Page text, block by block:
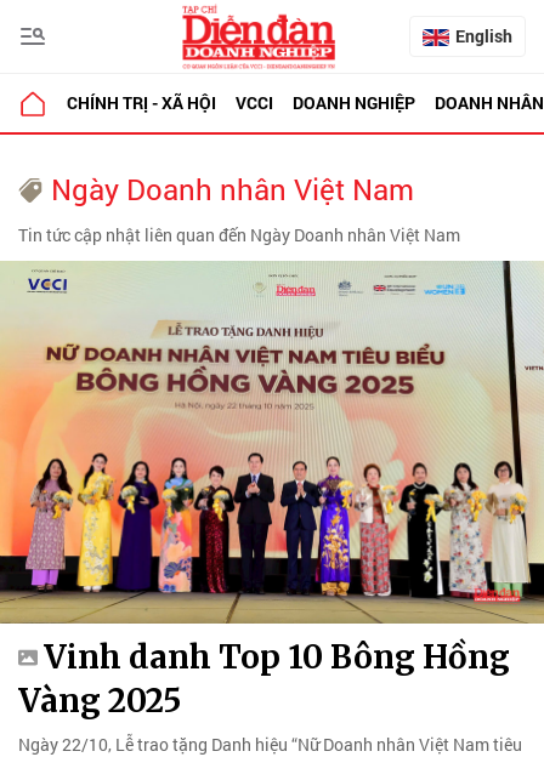
English
CHÍNH TRỊ - XÃ HỘI VCCI DOANH NGHIỆP DOANH NHÂN
Ngày Doanh nhân Việt Nam
Tin tức cập nhật liên quan đến Ngày Doanh nhân Việt Nam
Vinh danh Top 10 Bông Hồng
Vàng 2025
Ngày 22/10, Lễ trao tặng Danh hiệu “Nữ Doanh nhân Việt Nam tiêu